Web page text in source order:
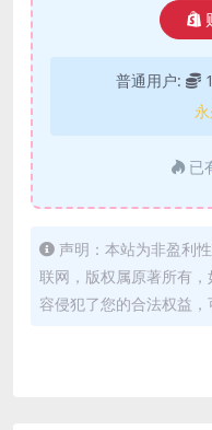
普通用户:
已
声明：本站为非盈利
联网，版权属原著所有
容侵犯了您的合法权益，